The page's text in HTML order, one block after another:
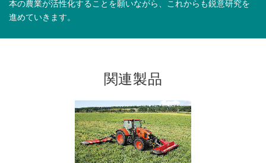
本の農業が活性化することを願いながら、これからも鋭意研究を
進めていきます。
関連製品